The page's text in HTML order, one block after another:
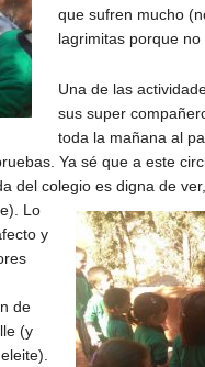
que sufren mucho
lagrimitas porque no
Una de las
sus super
toda la mañana al
Ya sé que a este
del colegio es digna de
Lo
y
de
(y